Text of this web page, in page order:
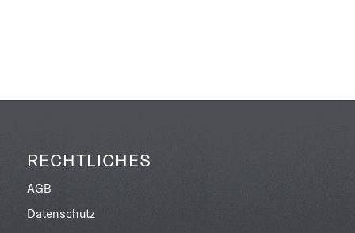
RECHTLICHES
AGB
Datenschutz